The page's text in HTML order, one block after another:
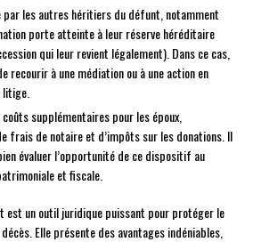
les autres héritiers du défunt, notamment
porte atteinte à leur réserve héréditaire
qui leur revient légalement). Dans ce cas,
recourir à une médiation ou à une action en
supplémentaires pour les époux,
frais de notaire et d’impôts sur les donations. Il
évaluer l’opportunité de ce dispositif au
et fiscale.
est un outil juridique puissant pour protéger le
Elle présente des avantages indéniables,